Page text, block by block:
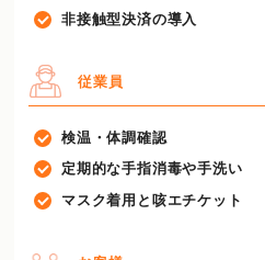
非接触型決済の導入
従業員
検温・体調確認
定期的な手指消毒や手洗い
マスク着用と咳エチケット